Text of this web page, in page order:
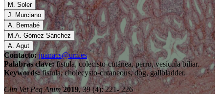
M. Soler
J. Murciano
A. Bernabé
M.A. Gómez-Sánchez
A. Agut
Contacto: juanacs@um.es
Palabras clave:fístula, colecisto-cutánea, perro, vesícula biliar.
Keywords:fistula, cholecysto-cutaneous, dog, gallbladder.
Clin Vet Peq Anim 2019, 39 (4): 221- 226